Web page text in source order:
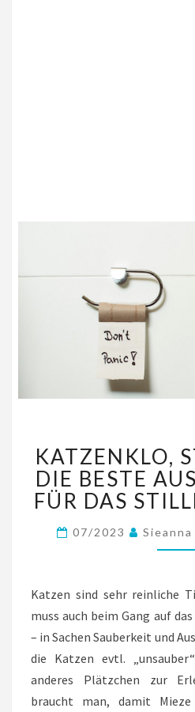
&
KATZENKLO,
DIE BESTE
FÜR DAS
07/2023 Sieanna
Katzen sind sehr reinliche
muss auch beim Gang auf
– in Sachen Sauberkeit und
die Katzen evtl.
anderes Plätzchen zur
braucht man, damit